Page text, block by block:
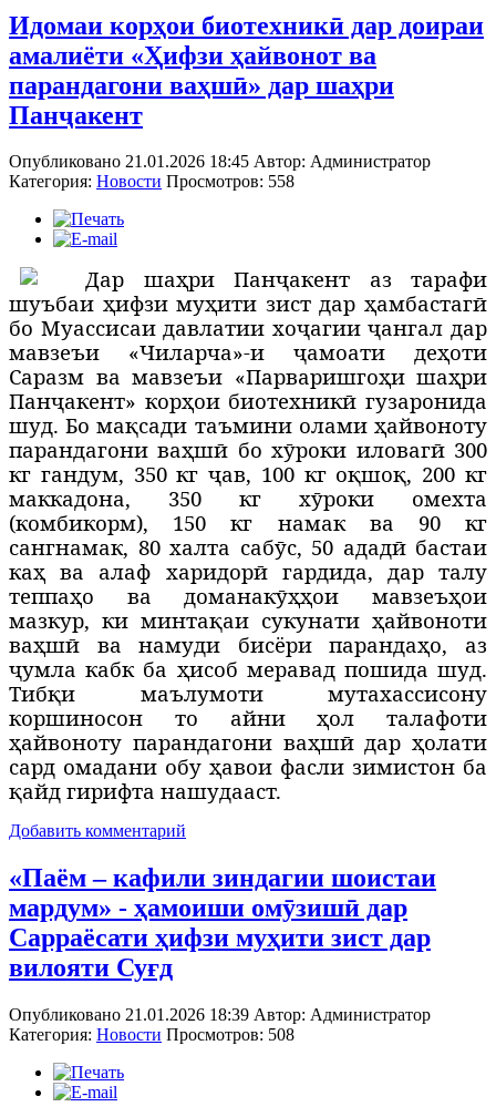
Идомаи корҳои биотехникӣ дар доираи
амалиёти «Ҳифзи ҳайвонот ва
парандагони ваҳшӣ» дар шаҳри
Панҷакент
Опубликовано 21.01.2026 18:45 Автор: Администратор
Категория: Новости Просмотров: 558
Дар шаҳри Панҷакент аз тарафи
шуъбаи ҳифзи муҳити зист дар ҳамбастагӣ
бо Муассисаи давлатии хоҷагии ҷангал дар
мавзеъи «Чиларча»-и ҷамоати деҳоти
Саразм ва мавзеъи «Парваришгоҳи шаҳри
Панҷакент» корҳои биотехникӣ гузаронида
шуд. Бо мақсади таъмини олами ҳайвоноту
парандагони ваҳшӣ бо хӯроки иловагӣ 300
кг гандум, 350 кг ҷав, 100 кг оқшоқ, 200 кг
маккадона, 350 кг хӯроки омехта
(комбикорм), 150 кг намак ва 90 кг
сангнамак, 80 халта сабӯс, 50 ададӣ бастаи
каҳ ва алаф харидорӣ гардида, дар талу
теппаҳо ва доманакӯҳҳои мавзеъҳои
мазкур, ки минтақаи сукунати ҳайвоноти
ваҳшӣ ва намуди бисёри парандаҳо, аз
ҷумла кабк ба ҳисоб меравад пошида шуд.
Тибқи маълумоти мутахассисону
коршиносон то айниҳол талафоти
ҳайвоноту парандагони ваҳшӣ дар ҳолати
сард омадани обу ҳавои фасли зимистон ба
қайд гирифта нашудааст.
Добавить комментарий
«Паём – кафили зиндагии шоистаи
мардум» - ҳамоиши омӯзишӣ дар
Сарраёсати ҳифзи муҳити зист дар
вилояти Суғд
Опубликовано 21.01.2026 18:39 Автор: Администратор
Категория: Новости Просмотров: 508